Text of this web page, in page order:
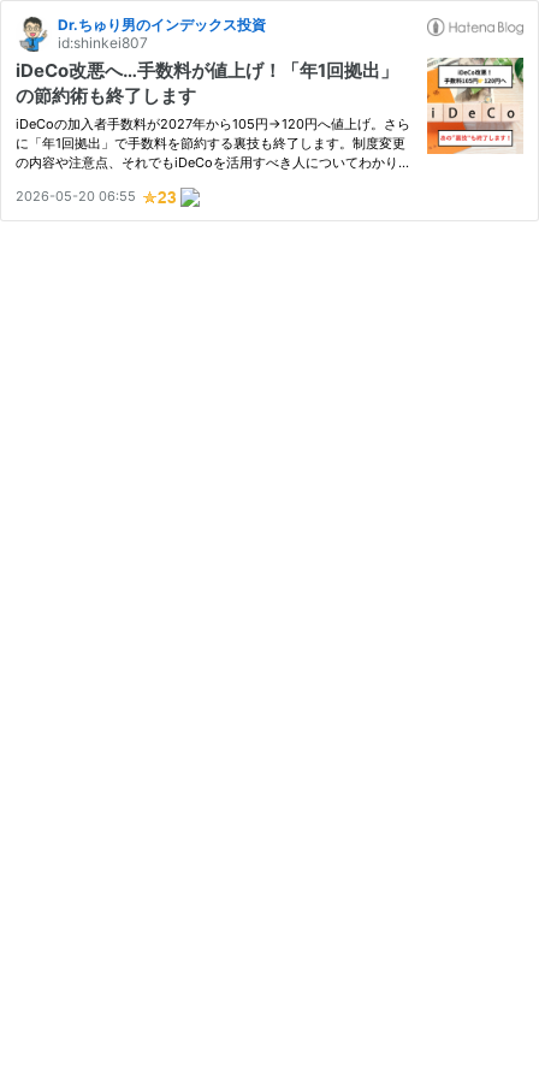
Dr.ちゅり男のインデックス投資
id:shinkei807
iDeCo改悪へ…手数料が値上げ！「年1回拠出」
の節約術も終了します
iDeCoの加入者手数料が2027年から105円→120円へ値上げ。さら
に「年1回拠出」で手数料を節約する裏技も終了します。制度変更
の内容や注意点、それでもiDeCoを活用すべき人についてわかりや
2026-05-20 06:55